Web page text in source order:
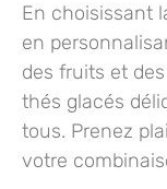
En choisissant
en
des fruits et
thés glacés
tous. Prenez
votre